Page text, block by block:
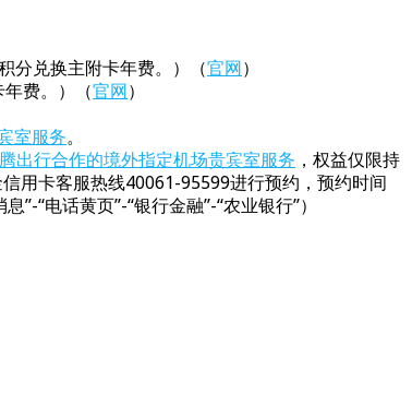
分兑换主附卡年费。）（官网）
费。）（官网）
室服务。
出行合作的境外指定机场贵宾室服务 ，权益仅限持
用卡客服热线40061-95599进行预约，预约时间
“电话黄页”-“银行金融”-“农业银行”）